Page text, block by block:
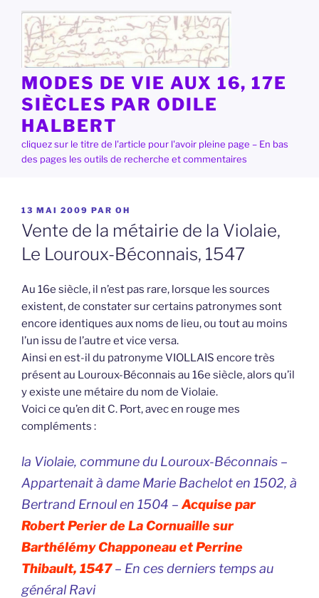
contenu
principal
MODES DE VIE AUX 16, 17E
SIÈCLES PAR ODILE
HALBERT
cliquez sur le titre de l'article pour l'avoir pleine page – En bas
des pages les outils de recherche et commentaires
PUBLIÉ
LE
13 MAI 2009 PAR OH
Vente de la métairie de la Violaie,
Le Louroux-Béconnais, 1547
Au 16e siècle, il n’est pas rare, lorsque les sources
existent, de constater sur certains patronymes sont
encore identiques aux noms de lieu, ou tout au moins
l’un issu de l’autre et vice versa.
Ainsi en est-il du patronyme VIOLLAIS encore très
présent au Louroux-Béconnais au 16e siècle, alors qu’il
y existe une métaire du nom de Violaie.
Voici ce qu’en dit C. Port, avec en rouge mes
compléments :
la Violaie, commune du Louroux-Béconnais –
Appartenait à dame Marie Bachelot en 1502, à
Bertrand Ernoul en 1504 – Acquise par
Robert Perier de La Cornuaille sur
Barthélémy Chapponeau et Perrine
Thibault, 1547– En ces derniers temps au
général Ravi